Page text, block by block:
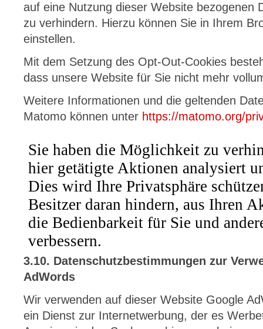
auf eine Nutzung dieser Website bezogenen
zu verhindern. Hierzu können Sie in Ihrem
einstellen.
Mit dem Setzung des Opt-Out-Cookies
dass unsere Website für Sie nicht mehr
Weitere Informationen und die geltenden
Matomo können unter https://matomo.org/
3.10. Datenschutzbestimmungen zur
AdWords
Wir verwenden auf dieser Website Google
ein Dienst zur Internetwerbung, der es